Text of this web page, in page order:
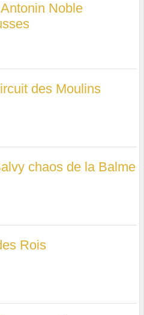
Noble
des Moulins
chaos de la Balme
Rois